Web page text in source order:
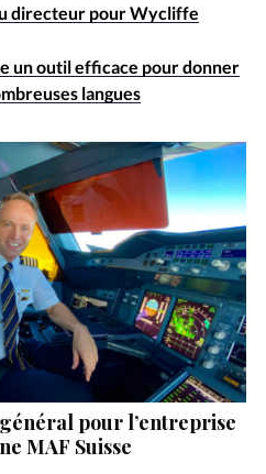
directeur pour Wycliffe
un outil efficace pour donner
langues
pour l’entreprise
MAF Suisse